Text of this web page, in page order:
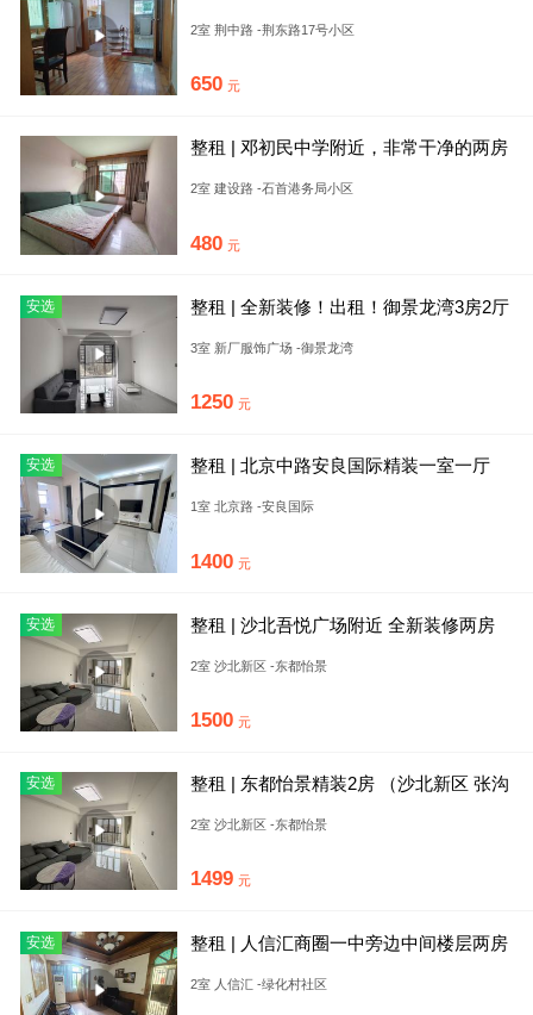
2室 荆中路 -荆东路17号小区
650 元
整租 | 邓初民中学附近，非常干净的两房
2室 建设路 -石首港务局小区
480 元
安选
整租 | 全新装修！出租！御景龙湾3房2厅
3室 新厂服饰广场 -御景龙湾
1250 元
安选
整租 | 北京中路安良国际精装一室一厅
1室 北京路 -安良国际
1400 元
安选
整租 | 沙北吾悦广场附近 全新装修两房
2室 沙北新区 -东都怡景
1500 元
安选
整租 | 东都怡景精装2房 （沙北新区 张沟
2室 沙北新区 -东都怡景
1499 元
安选
整租 | 人信汇商圈一中旁边中间楼层两房
2室 人信汇 -绿化村社区